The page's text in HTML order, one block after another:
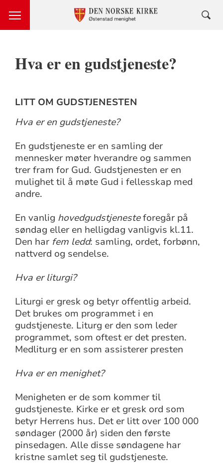
Hva er en gudstjeneste?
LITT OM GUDSTJENESTEN
Hva er en gudstjeneste?
En gudstjeneste er en samling der
mennesker møter hverandre og sammen
trer fram for Gud. Gudstjenesten er en
mulighet til å møte Gud i fellesskap med
andre.
En vanlig hovedgudstjenesteforegår på
søndag eller en helligdag vanligvis kl.11.
Den har fem ledd: samling, ordet, forbønn,
nattverd og sendelse.
Hva er liturgi?
Liturgi er gresk og betyr offentlig arbeid.
Det brukes om programmet i en
gudstjeneste. Liturg er den som leder
programmet, som oftest er det presten.
Medliturg er en som assisterer presten
Hva er en menighet?
Menigheten er de som kommer til
gudstjeneste. Kirke er et gresk ord som
betyr Herrens hus. Det er litt over 100 000
søndager (2000 år) siden den første
pinsedagen. Alle disse søndagene har
kristne samlet seg til gudstjeneste.